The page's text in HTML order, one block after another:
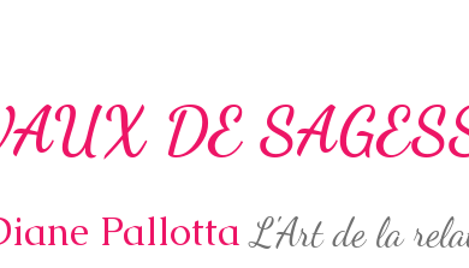
DE
PallottaL'Art de la